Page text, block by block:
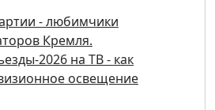
- любимчики
Кремля.
2026 на ТВ - как
освещение